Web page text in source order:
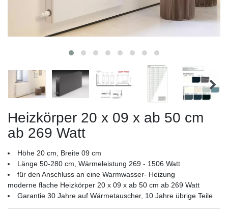
Heizkörper 20 x 09 x ab 50 cm
ab 269 Watt
Höhe 20 cm, Breite 09 cm
Länge 50-280 cm, Wärmeleistung 269 - 1506 Watt
für den Anschluss an eine Warmwasser- Heizung
moderne flache Heizkörper 20 x 09 x ab 50 cm ab 269 Watt
Garantie 30 Jahre auf Wärmetauscher, 10 Jahre übrige Teile